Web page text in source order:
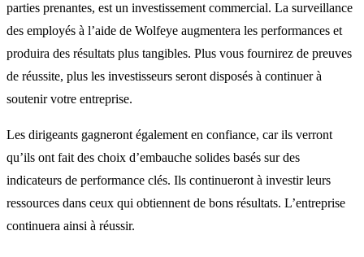
parties prenantes, est un investissement commercial. La surveillance
des employés à l’aide de Wolfeye augmentera les performances et
produira des résultats plus tangibles. Plus vous fournirez de preuves
de réussite, plus les investisseurs seront disposés à continuer à
soutenir votre entreprise.
Les dirigeants gagneront également en confiance, car ils verront
qu’ils ont fait des choix d’embauche solides basés sur des
indicateurs de performance clés. Ils continueront à investir leurs
ressources dans ceux qui obtiennent de bons résultats. L’entreprise
continuera ainsi à réussir.